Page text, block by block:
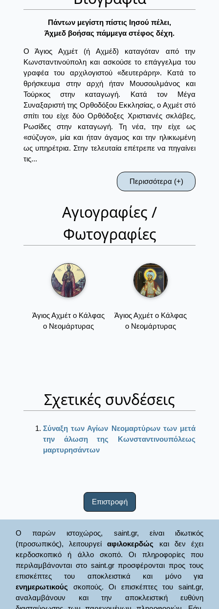
Πάντων μεγίστη πίστις Iησού πέλει,
Άχμεδ βοήσας πάμμεγα στέφος δέχη.
Ο Άγιος Αχμέτ (ή Αχμέδ) καταγόταν από την
Κωνσταντινούπολη και ασκούσε το επάγγελμα του
γραφέα του αρχιλογιστού «δευτεράρη». Κατά το
θρήσκευμα στην αρχή ήταν Μουσουλμάνος και
Τούρκος στην καταγωγή. Κατά τον Μέγα
Συναξαριστή της Ορθοδόξου Εκκλησίας, ο Αχμέτ στό
σπίτι του είχε δύο Ορθόδοξες Χριστιανές σκλάβες,
Ρωσίδες στην καταγωγή. Τη νέα, την είχε ως
«σύζυγο», μία και ήταν άγαμος και την ηλικιωμένη
ως υπηρέτρια. Στην τελευταία επέτρεπε να πηγαίνει
τις...
Περισσότερα (+)
Αγιογραφίες /
Φωτογραφίες
Άγιος Αχμέτ ο Κάλφας
ο Νεομάρτυρας
Άγιος Αχμέτ ο Κάλφας
ο Νεομάρτυρας
Σχετικές συνδέσεις
Σύναξη των Αγίων Νεομαρτύρων των μετά
την άλωση της Κωνσταντινουπόλεως
μαρτυρησάντων
Επιστροφή
Ο παρών ιστοχώρος, saint.gr, είναι ιδιωτικός
(προσωπικός), λειτουργείαφιλοκερδώς και δεν έχει
κερδοσκοπικό ή άλλο σκοπό. Οι πληροφορίες που
περιλαμβάνονται στο saint.gr προσφέρονται προς τους
επισκέπτες του αποκλειστικά και μόνο για
ενημερωτικούς σκοπούς. Οι επισκέπτες του saint.gr,
αναλαμβάνουν και την αποκλειστική ευθύνη